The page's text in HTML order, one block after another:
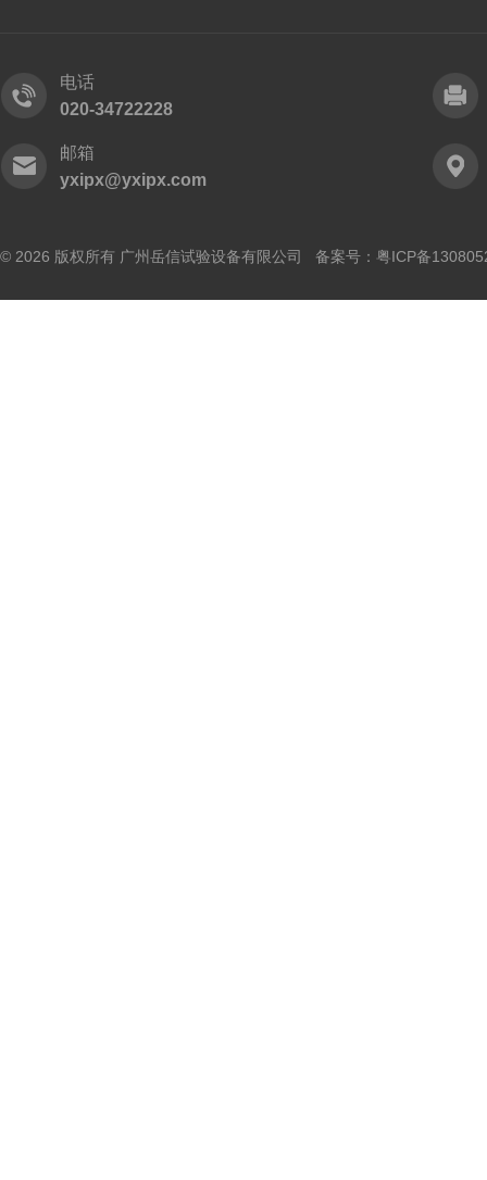
电话
020-34722228
邮箱
yxipx@yxipx.com
© 2026 版权所有 广州岳信试验设备有限公司 备案号： 粤ICP备